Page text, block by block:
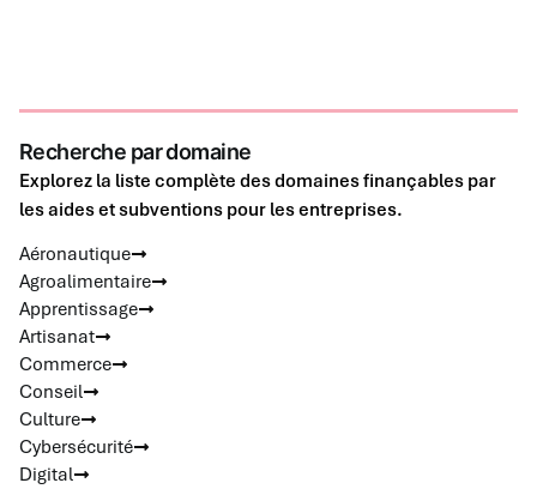
Recherche par domaine
Explorez la liste complète des domaines finançables par
les aides et subventions pour les entreprises.
Aéronautique
Agroalimentaire
Apprentissage
Artisanat
Commerce
Conseil
Culture
Cybersécurité
Digital